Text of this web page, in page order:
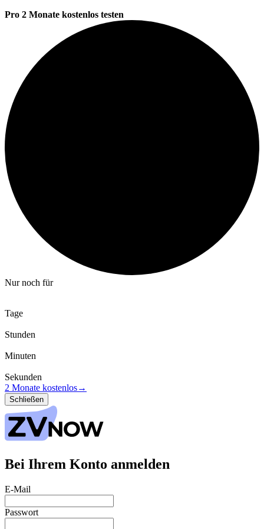
Pro 2 Monate kostenlos testen
Nur noch für
Tage
Stunden
Minuten
Sekunden
2 Monate kostenlos→
Schließen
Bei Ihrem Konto anmelden
E-Mail
Passwort